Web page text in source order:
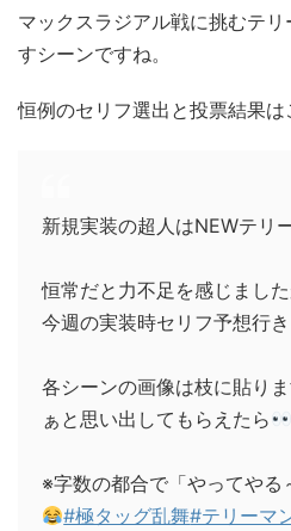
マックスラジアル戦に挑むテ
すシーンですね。
恒例のセリフ選出と投票結果は
新規実装の超人はNEWテリ
恒常だと力不足を感じまし
今週の実装時セリフ予想行き
各シーンの画像は枝に貼り
ぁと思い出してもらえたら
※字数の都合で「やってやる
#極タッグ乱舞#テリーマ